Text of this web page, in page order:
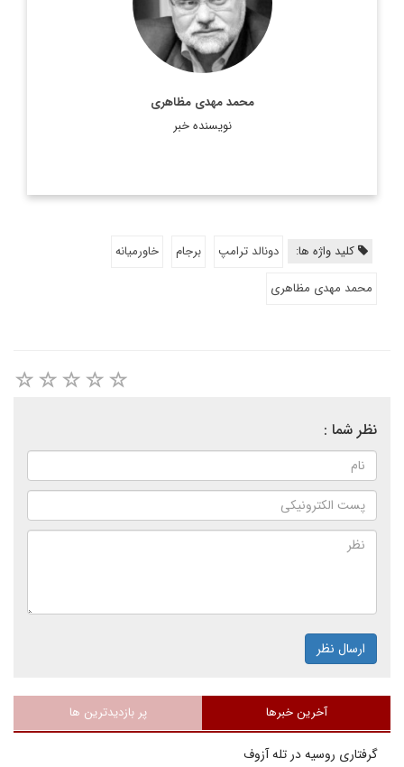
محمد مهدی مظاهری
نویسنده خبر
رییس فقید مجمع تشخیص مصلحت نظام، مشاور وزیر امور ...
اطلاعات بیشتر
کلید واژه ها: دونالد ترامپ برجام
خاورمیانه
محمد مهدی مظاهری
نظر شما :
ارسال نظر
آخرین خبرها پر بازدیدترین ها
گرفتاری روسیه در تله آزوف